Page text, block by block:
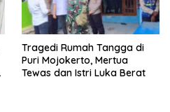
Tragedi Rumah Tangga di
Puri Mojokerto, Mertua
Tewas dan Istri Luka Berat